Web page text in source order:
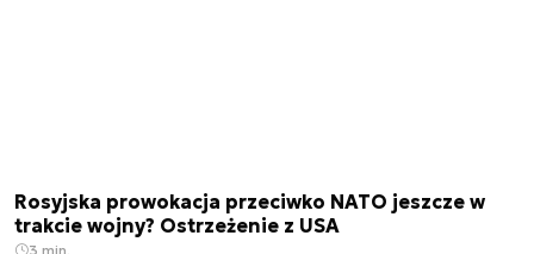
Rosyjska prowokacja przeciwko NATO jeszcze w
trakcie wojny? Ostrzeżenie z USA
3 min.